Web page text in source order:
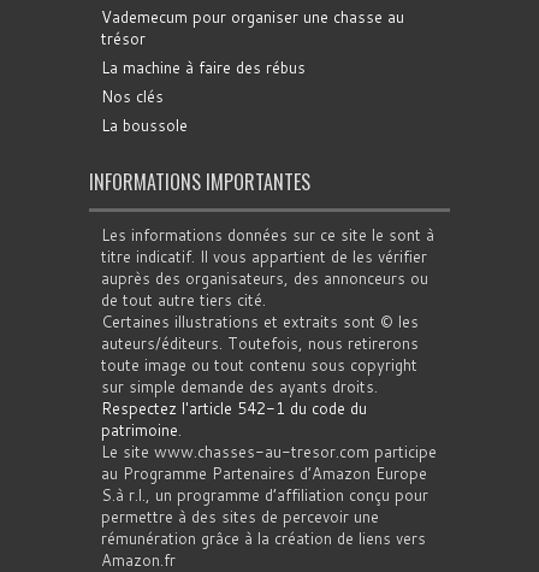
Vademecum pour organiser une chasse au
trésor
La machine à faire des rébus
Nos clés
La boussole
INFORMATIONS IMPORTANTES
Les informations données sur ce site le sont à
titre indicatif. Il vous appartient de les vérifier
auprès des organisateurs, des annonceurs ou
de tout autre tiers cité.
Certaines illustrations et extraits sont © les
auteurs/éditeurs. Toutefois, nous retirerons
toute image ou tout contenu sous copyright
sur simple demande des ayants droits.
Respectez l'article 542-1 du code du
patrimoine.
Le site www.chasses-au-tresor.com participe
au Programme Partenaires d’Amazon Europe
S.à r.l., un programme d’affiliation conçu pour
permettre à des sites de percevoir une
rémunération grâce à la création de liens vers
Amazon.fr